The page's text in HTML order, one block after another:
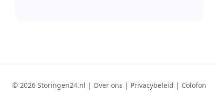
© 2026 Storingen24.nl | Over ons | Privacybeleid | Colofon